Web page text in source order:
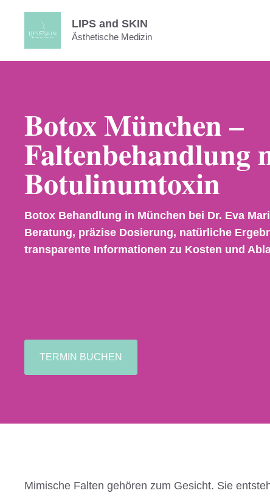
springen
LIPS and SKIN
Ästhetische Medizin
Botox München –
Faltenbehandlung
Botulinumtoxin
Botox Behandlung in München bei Dr. Eva
Beratung, präzise Dosierung, natürliche
transparente Informationen zu Kosten und
TERMIN BUCHEN
Mimische Falten gehören zum Gesicht. Sie